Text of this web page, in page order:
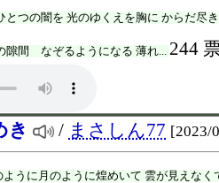
とつの闇を 光のゆくえを胸に からだ尽
隙間 なぞるようになる 薄れ... 244
き / まさしん77 [2023/
うに月のように煌めいて 雲が見えなく